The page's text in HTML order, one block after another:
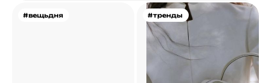
#вещьдня #тренды